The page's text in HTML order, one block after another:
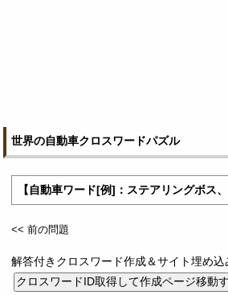
世界の自動車クロスワードパズル
【自動車ワード[例]：ステアリングボス
<< 前の問題
解答付きクロスワード作成＆サイト埋め込